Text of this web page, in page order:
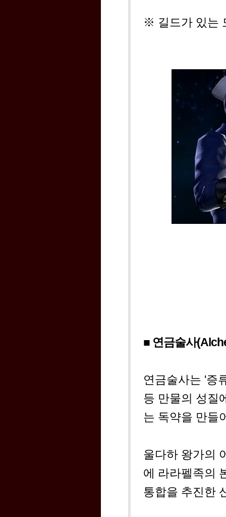
※ 길드가 있는
■ 연금술사
연금술사는 '증
등 만물의 성질
는 독약을 만들
울다하 왕가의
에 라라펠족의
통합을 추진한